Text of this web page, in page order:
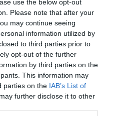
use the below opt-out
Please note that after your
may continue seeing
information utilized by
to third parties prior to
opt-out of the further
by third parties on the
This information may
parties on the IAB’s List of
further disclose it to other
miasto cieszy się
za jedno z
na świecie. To
pragną odkrywać